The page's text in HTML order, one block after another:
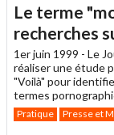
Le terme
recherches
1er juin 1999 - Le
réaliser une étude
"Voilà" pour
termes
Pratique Presse et